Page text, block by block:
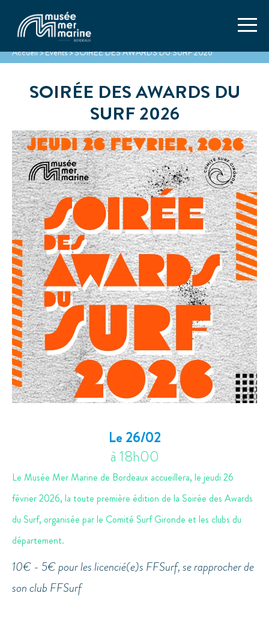
Accueil>Events>SOIRÉE DES AWARDS DU SURF 2026
SOIRÉE DES AWARDS DU
SURF 2026
Le 26/02
à 18h00
Le Musée Mer Marine de Bordeaux accueillera, le jeudi 26
février 2026, la toute première édition de la Soirée des Awards
du Surf, organisée par le Comité Surf Gironde et les clubs du
département.
10€ - 5€ pour les licencié(e)s FFSurf, se rapprocher de
son club FFSurf